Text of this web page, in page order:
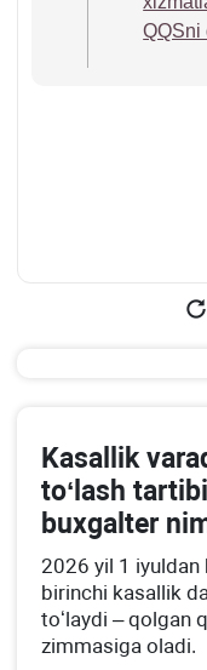
QQSni
Kasallik
toʻlash
buхgalter
2026 yil 1 iyuldan
birinchi kasallik
toʻlaydi – qolgan
zimmasiga oladi.